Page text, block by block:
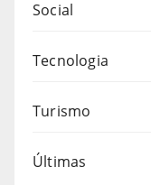
Social
Tecnologia
Turismo
Últimas